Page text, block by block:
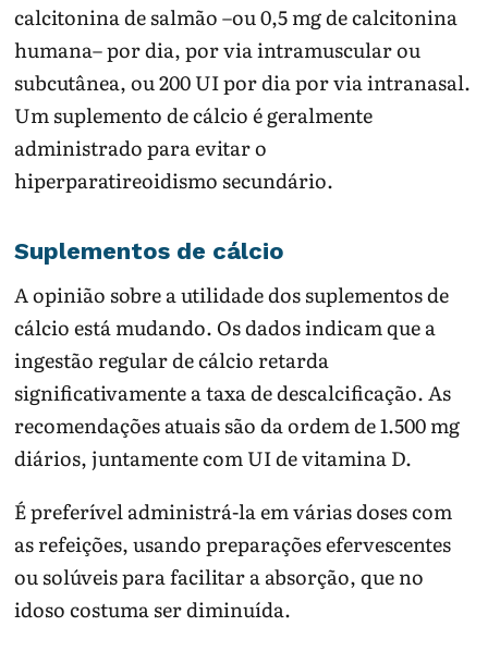
calcitonina de salmão –ou 0,5 mg de calcitonina
humana– por dia, por via intramuscular ou
subcutânea, ou 200 UI por dia por via intranasal.
Um suplemento de cálcio é geralmente
administrado para evitar o
hiperparatireoidismo secundário.
Suplementos de cálcio
A opinião sobre a utilidade dos suplementos de
cálcio está mudando. Os dados indicam que a
ingestão regular de cálcio retarda
significativamente a taxa de descalcificação. As
recomendações atuais são da ordem de 1.500 mg
diários, juntamente com UI de vitamina D.
É preferível administrá-la em várias doses com
as refeições, usando preparações efervescentes
ou solúveis para facilitar a absorção, que no
idoso costuma ser diminuída.